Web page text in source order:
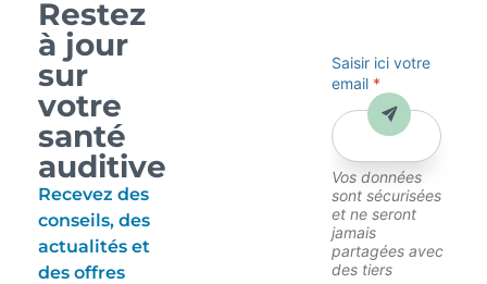
Restez
à jour
sur
votre
santé
auditive
Recevez des
conseils, des
actualités et
des offres
Saisir ici votre
email *
Vos données
sont sécurisées
et ne seront
jamais
partagées avec
des tiers
Envoyer